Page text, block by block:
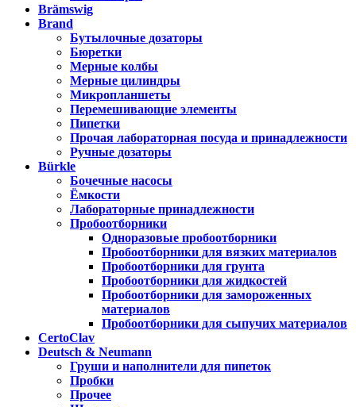
Brämswig
Brand
Бутылочные дозаторы
Бюретки
Мерные колбы
Мерные цилиндры
Микропланшеты
Перемешивающие элементы
Пипетки
Прочая лабораторная посуда и принадлежности
Ручные дозаторы
Bürkle
Бочечные насосы
Ёмкости
Лабораторные принадлежности
Пробоотборники
Одноразовые пробоотборники
Пробоотборники для вязких материалов
Пробоотборники для грунта
Пробоотборники для жидкостей
Пробоотборники для замороженных
материалов
Пробоотборники для сыпучих материалов
CertoClav
Deutsch & Neumann
Груши и наполнители для пипеток
Пробки
Прочее